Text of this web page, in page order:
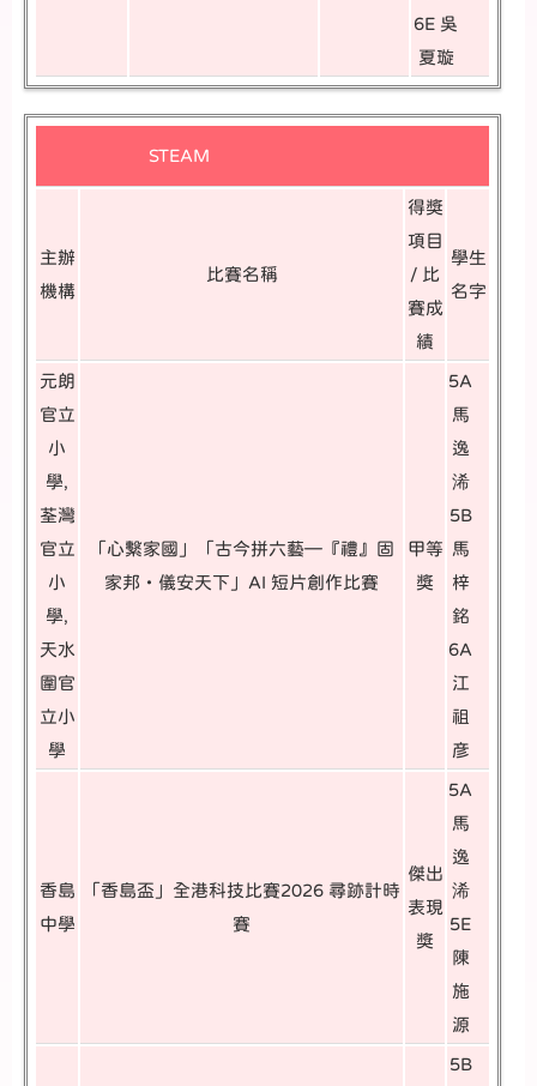
6E 吳
夏璇
STEAM
主辦
機構
比賽名稱
得獎
項目
/ 比
賽成
績
學生
名字
元朗
官立
小
學,
荃灣
官立
小
學,
天水
圍官
立小
學
「心繫家國」「古今拼六藝—『禮』固
家邦・儀安天下」AI 短片創作比賽
甲等
獎
5A
馬
逸
浠
5B
馬
梓
銘
6A
江
祖
彦
香島
中學
「香島盃」全港科技比賽2026 尋跡計時
賽
傑出
表現
獎
5A
馬
逸
浠
5E
陳
施
源
5B